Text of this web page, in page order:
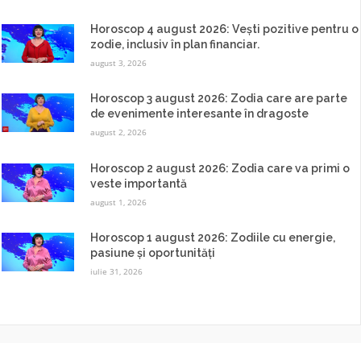
Horoscop 4 august 2026: Vești pozitive pentru o
zodie, inclusiv în plan financiar.
august 3, 2026
Horoscop 3 august 2026: Zodia care are parte
de evenimente interesante în dragoste
august 2, 2026
Horoscop 2 august 2026: Zodia care va primi o
veste importantă
august 1, 2026
Horoscop 1 august 2026: Zodiile cu energie,
pasiune și oportunități
iulie 31, 2026